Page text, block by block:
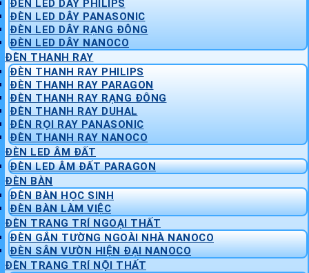
ĐÈN LED DÂY PHILIPS
ĐÈN LED DÂY PANASONIC
ĐÈN LED DÂY RẠNG ĐÔNG
ĐÈN LED DÂY NANOCO
ĐÈN THANH RAY
ĐÈN THANH RAY PHILIPS
ĐÈN THANH RAY PARAGON
ĐÈN THANH RAY RẠNG ĐÔNG
ĐÈN THANH RAY DUHAL
ĐÈN RỌI RAY PANASONIC
ĐÈN THANH RAY NANOCO
ĐÈN LED ÂM ĐẤT
ĐÈN LED ÂM ĐẤT PARAGON
ĐÈN BÀN
ĐÈN BÀN HỌC SINH
ĐÈN BÀN LÀM VIỆC
ĐÈN TRANG TRÍ NGOẠI THẤT
ĐÈN GẮN TƯỜNG NGOÀI NHÀ NANOCO
ĐÈN SÂN VƯỜN HIỆN ĐẠI NANOCO
ĐÈN TRANG TRÍ NỘI THẤT